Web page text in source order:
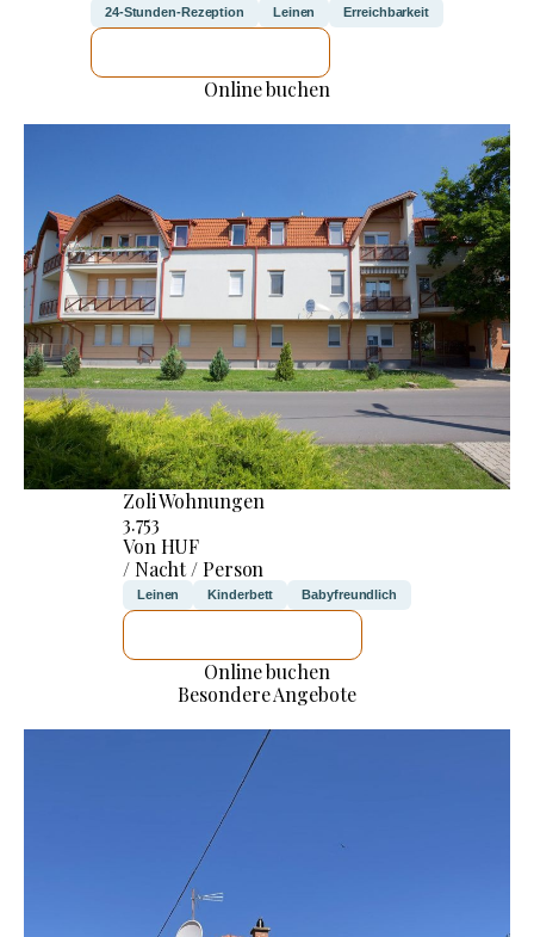
24-Stunden-Rezeption Leinen Erreichbarkeit
Online buchen
Zoli Wohnungen
3.753
Von HUF
/ Nacht / Person
Leinen Kinderbett Babyfreundlich
Online buchen
Besondere Angebote